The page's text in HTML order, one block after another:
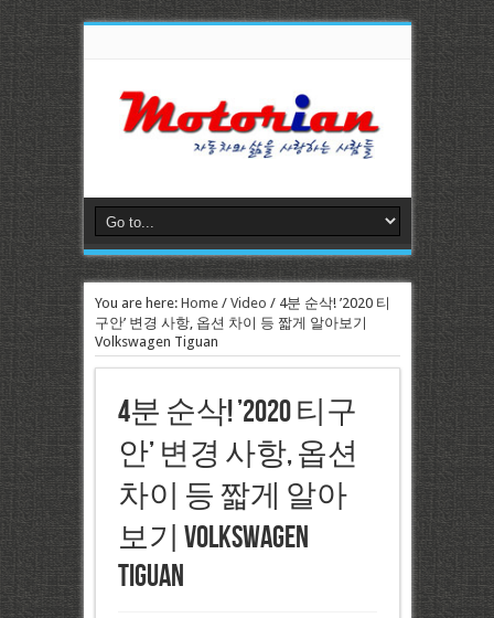
You are here: Home/ Video / 4분 순삭! ’2020 티
구안’ 변경 사항, 옵션 차이 등 짧게 알아보기
Volkswagen Tiguan
4분 순삭! ’2020 티구
안’ 변경 사항, 옵션
차이 등 짧게 알아
보기 Volkswagen
Tiguan